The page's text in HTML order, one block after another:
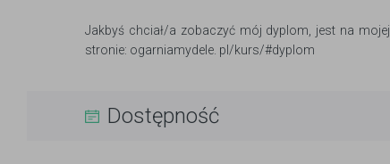
Jakbyś chciał/a zobaczyć mój dyplom, jest na mojej
stronie: ogarniamydele. pl/kurs/#dyplom
Dostępność